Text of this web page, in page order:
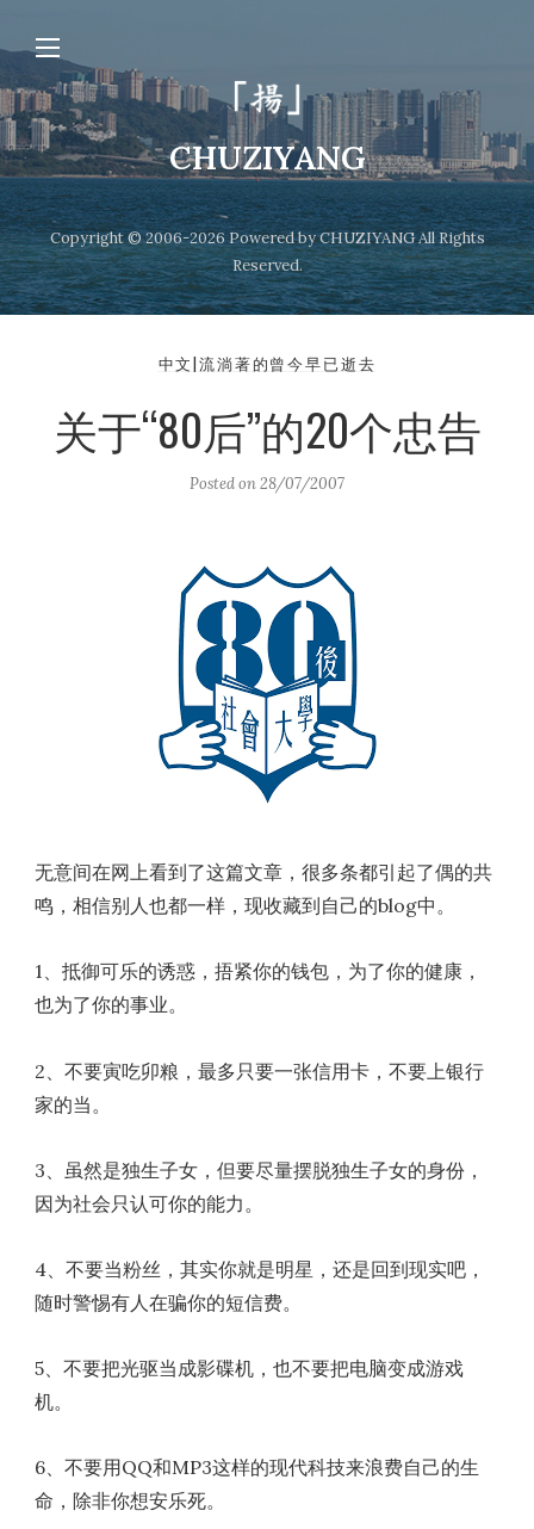
CHUZIYANG
Copyright © 2006-2026 Powered by CHUZIYANG All Rights
Reserved.
中文|流淌著的曾今早已逝去
关于“80后”的20个忠告
Posted on28/07/2007
无意间在网上看到了这篇文章，很多条都引起了偶的共
鸣，相信别人也都一样，现收藏到自己的blog中。
1、抵御可乐的诱惑，捂紧你的钱包，为了你的健康，
也为了你的事业。
2、不要寅吃卯粮，最多只要一张信用卡，不要上银行
家的当。
3、虽然是独生子女，但要尽量摆脱独生子女的身份，
因为社会只认可你的能力。
4、不要当粉丝，其实你就是明星，还是回到现实吧，
随时警惕有人在骗你的短信费。
5、不要把光驱当成影碟机，也不要把电脑变成游戏
机。
6、不要用QQ和MP3这样的现代科技来浪费自己的生
命，除非你想安乐死。